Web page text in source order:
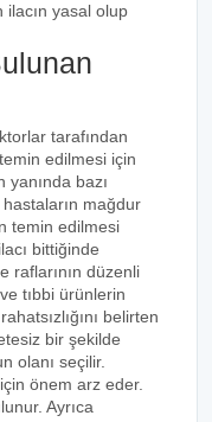
ilacın yasal olup
tarafından
edilmesi için
bazı
mağdur
temin edilmesi
bittiğinde
raflarının düzenli
tıbbi ürünlerin
belirten
bir şekilde
olanı seçilir.
önem arz eder.
Ayrıca